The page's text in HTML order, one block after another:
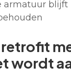
armatuur blijft
wordt